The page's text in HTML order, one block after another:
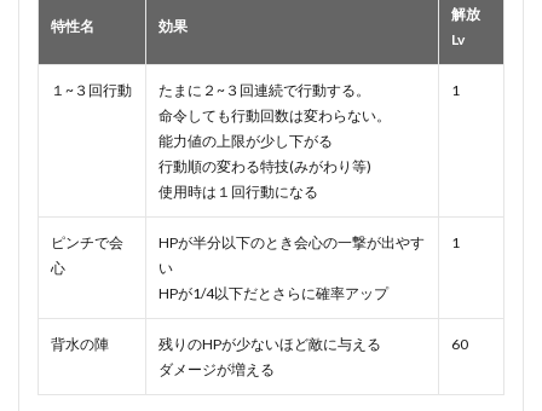
特性名 効果
解放
Lv
１~３回行動
たまに２~３回連続で行動する。
命令しても行動回数は変わらない。
能力値の上限が少し下がる
行動順の変わる特技(みがわり等)
使用時は１回行動になる
1
ピンチで会
心
HPが半分以下のとき会心の一撃が出やす
い
HPが1/4以下だとさらに確率アップ
1
背水の陣
残りのHPが少ないほど敵に与える
ダメージが増える
60